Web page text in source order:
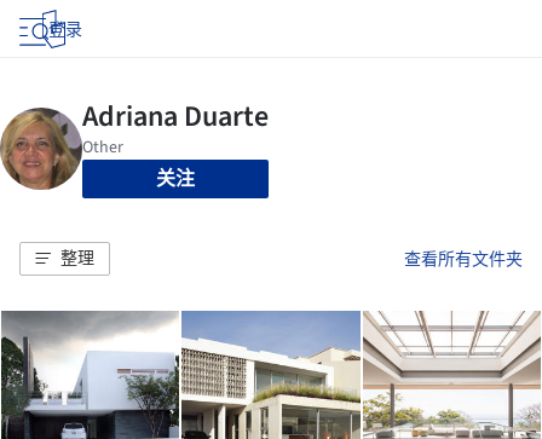
登录
关注
整理 查看所有文件夹